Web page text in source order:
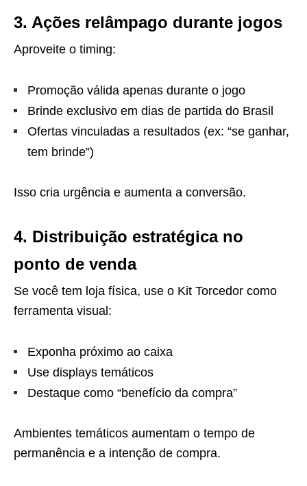
3. Ações relâmpago durante jogos
Aproveite o timing:
Promoção válida apenas durante o jogo
Brinde exclusivo em dias de partida do Brasil
Ofertas vinculadas a resultados (ex: “se ganhar,
tem brinde”)
Isso cria urgência e aumenta a conversão.
4. Distribuição estratégica no
ponto de venda
Se você tem loja física, use o Kit Torcedor como
ferramenta visual:
Exponha próximo ao caixa
Use displays temáticos
Destaque como “benefício da compra”
Ambientes temáticos aumentam o tempo de
permanência e a intenção de compra.